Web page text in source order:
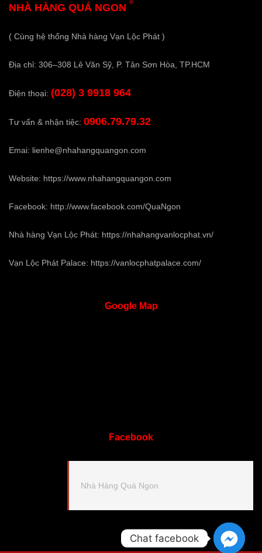
NHÀ HÀNG QUÁ NGON ®
( Cùng hệ thống Nhà hàng Vạn Lộc Phát )
Địa chỉ: 306–308 Lê Văn Sỹ, P. Tân Sơn Hòa, TP.HCM
Điện thoại: (028) 3 9918 964
Tư vấn & nhận tiệc: 0906.79.79.32
Emai: lienhe@nhahangquangon.com
Website: https://www.nhahangquangon.com
Facebook: http://www.facebook.com/QuaNgon
Nhà hàng Vạn Lộc Phát: https://nhahangvanlocphat.vn/
Vạn Lộc Phát Palace: https://vanlocphatpalace.com/
GoogleMap
Facebook
Nhà Hàng Quá Ngon
Chat facebook